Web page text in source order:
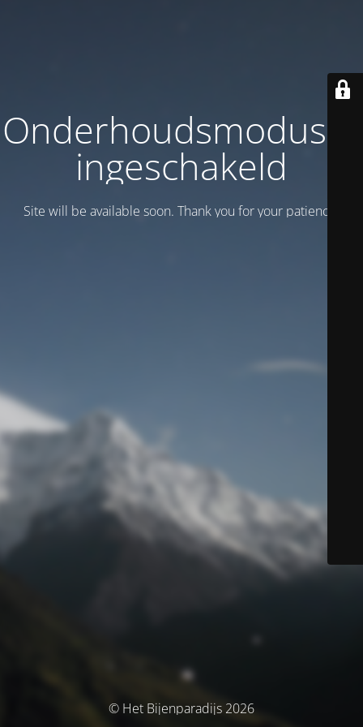
Onderhoudsmodus is
ingeschakeld
Site will be available soon. Thank you for your patience!
© Het Bijenparadijs 2026